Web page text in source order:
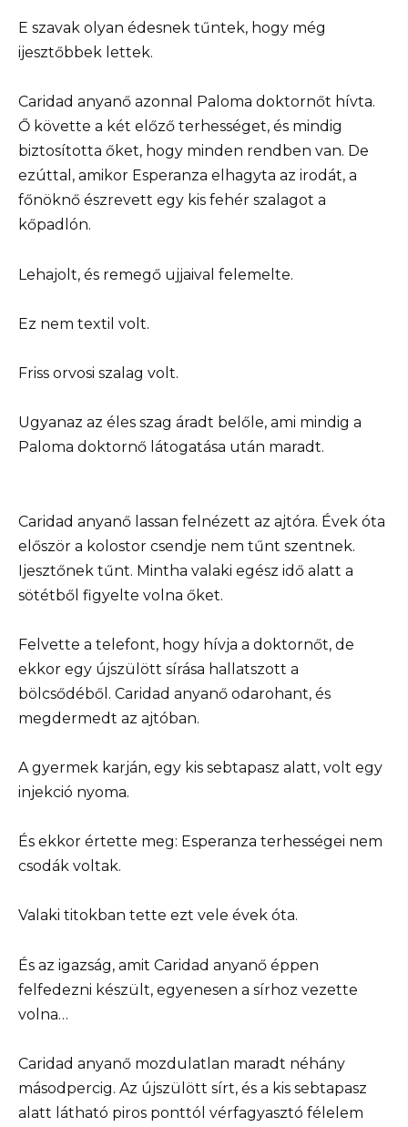
E szavak olyan édesnek tűntek, hogy még
ijesztőbbek lettek.
Caridad anyanő azonnal Paloma doktornőt hívta.
Ő követte a két előző terhességet, és mindig
biztosította őket, hogy minden rendben van. De
ezúttal, amikor Esperanza elhagyta az irodát, a
főnöknő észrevett egy kis fehér szalagot a
kőpadlón.
Lehajolt, és remegő ujjaival felemelte.
Ez nem textil volt.
Friss orvosi szalag volt.
Ugyanaz az éles szag áradt belőle, ami mindig a
Paloma doktornő látogatása után maradt.
Caridad anyanő lassan felnézett az ajtóra. Évek óta
először a kolostor csendje nem tűnt szentnek.
Ijesztőnek tűnt. Mintha valaki egész idő alatt a
sötétből figyelte volna őket.
Felvette a telefont, hogy hívja a doktornőt, de
ekkor egy újszülött sírása hallatszott a
bölcsődéből. Caridad anyanő odarohant, és
megdermedt az ajtóban.
A gyermek karján, egy kis sebtapasz alatt, volt egy
injekció nyoma.
És ekkor értette meg: Esperanza terhességei nem
csodák voltak.
Valaki titokban tette ezt vele évek óta.
És az igazság, amit Caridad anyanő éppen
felfedezni készült, egyenesen a sírhoz vezette
volna…
Caridad anyanő mozdulatlan maradt néhány
másodpercig. Az újszülött sírt, és a kis sebtapasz
alatt látható piros ponttól vérfagyasztó félelem